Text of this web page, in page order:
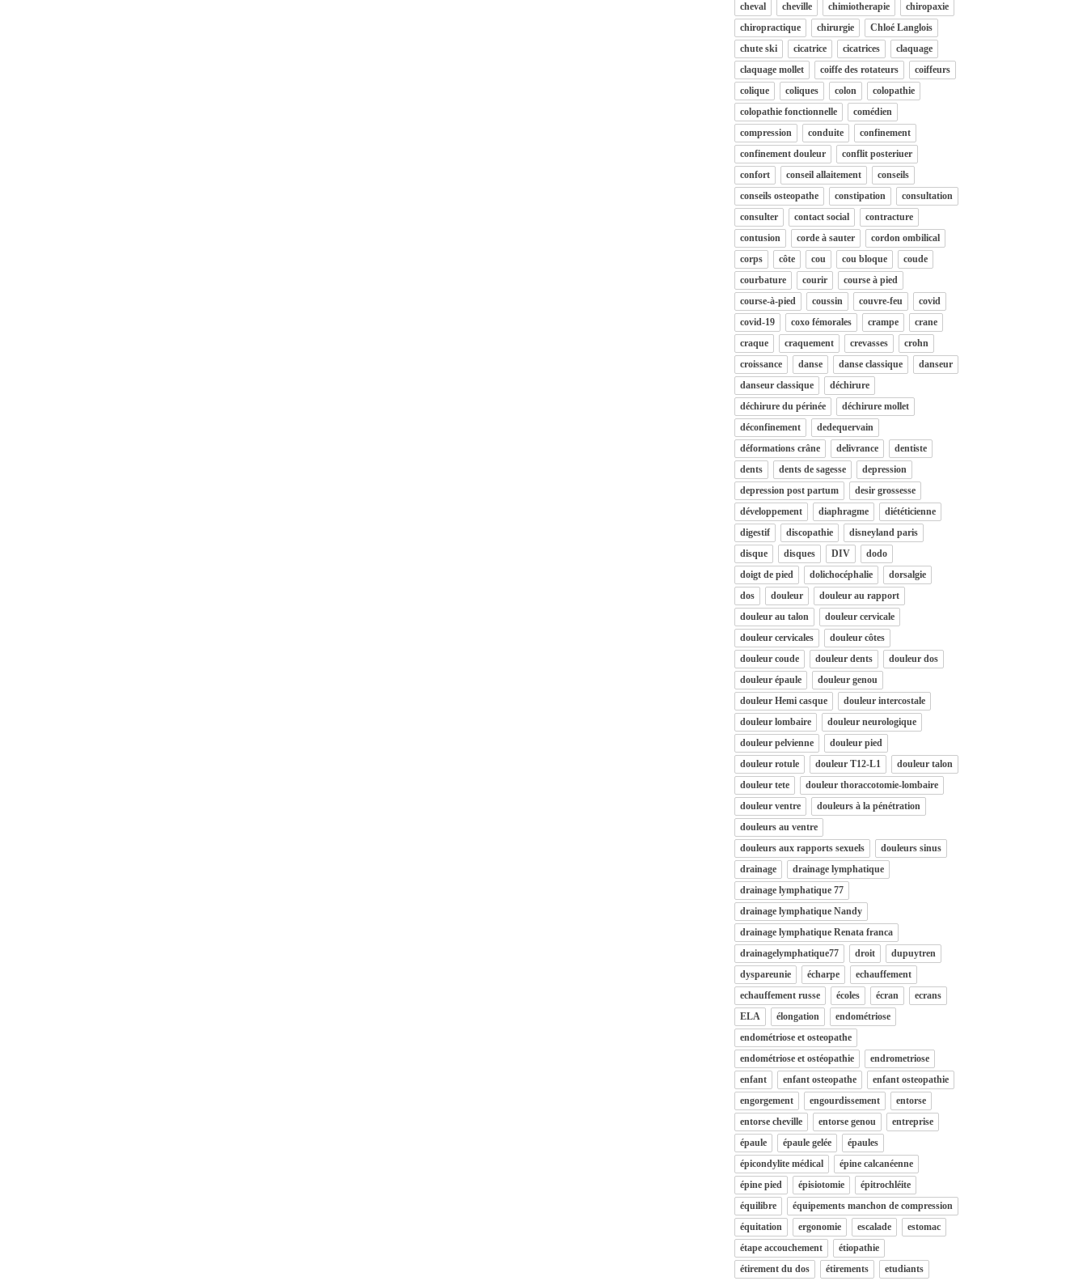
cheval
cheville chimiotherapie
chiropaxie
chiropractique
chirurgie
Chloé Langlois
chute ski
cicatrice cicatrices
claquage
claquage mollet
coiffe des rotateurs
coiffeurs
colique
coliques colon
colopathie
colopathie fonctionnelle
comédien
compression
conduite
confinement
confinement douleur
conflit posteriuer
confort
conseil allaitement
conseils
conseils osteopathe
constipation
consultation
consulter
contact social
contracture
contusion
corde à sauter
cordon ombilical
corps
côte cou cou bloque
coude
courbature
courir
course à pied
course-à-pied
coussin couvre-feu
covid
covid-19
coxo fémorales crampe
crane
craque
craquement crevasses
crohn
croissance
danse danse classique
danseur
danseur classique
déchirure
déchirure du périnée
déchirure mollet
déconfinement
dedequervain
déformations crâne
delivrance
dentiste
dents
dents de sagesse
depression
depression post partum
desir grossesse
développement
diaphragme
diététicienne
digestif
discopathie
disneyland paris
disque
disques DIV
dodo
doigt de pied
dolichocéphalie
dorsalgie
dos
douleur
douleur au rapport
douleur au talon
douleur cervicale
douleur cervicales
douleur côtes
douleur coude
douleur dents
douleur dos
douleur épaule
douleur genou
douleur Hemi casque
douleur intercostale
douleur lombaire
douleur neurologique
douleur pelvienne
douleur pied
douleur rotule
douleur T12-L1
douleur talon
douleur tete
douleur thoraccotomie-lombaire
douleur ventre
douleurs à la pénétration
douleurs au ventre
douleurs aux rapports sexuels
douleurs sinus
drainage
drainage lymphatique
drainage lymphatique 77
drainage lymphatique Nandy
drainage lymphatique Renata franca
drainagelymphatique77
droit
dupuytren
dyspareunie
écharpe
echauffement
echauffement russe
écoles écran
ecrans
ELA
élongation
endométriose
endométriose et osteopathe
endométriose et ostéopathie
endrometriose
enfant
enfant osteopathe
enfant osteopathie
engorgement
engourdissement
entorse
entorse cheville
entorse genou
entreprise
épaule
épaule gelée
épaules
épicondylite médical
épine calcanéenne
épine pied
épisiotomie
épitrochléite
équilibre
équipements manchon de compression
équitation
ergonomie escalade
estomac
étape accouchement
étiopathie
étirement du dos
étirements etudiants